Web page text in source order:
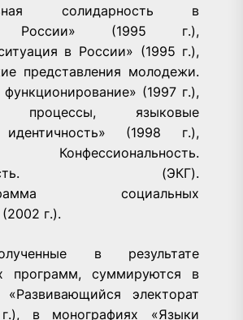
солидарность в
России» (1995 г.),
в России» (1995 г.),
представления молодежи.
(1997 г.),
процессы, языковые
(1998 г.),
Конфессиональность.
(ЭКГ).
социальных
г.).
в результате
программ, суммируются в
«Развивающийся электорат
в монографиях «Языки